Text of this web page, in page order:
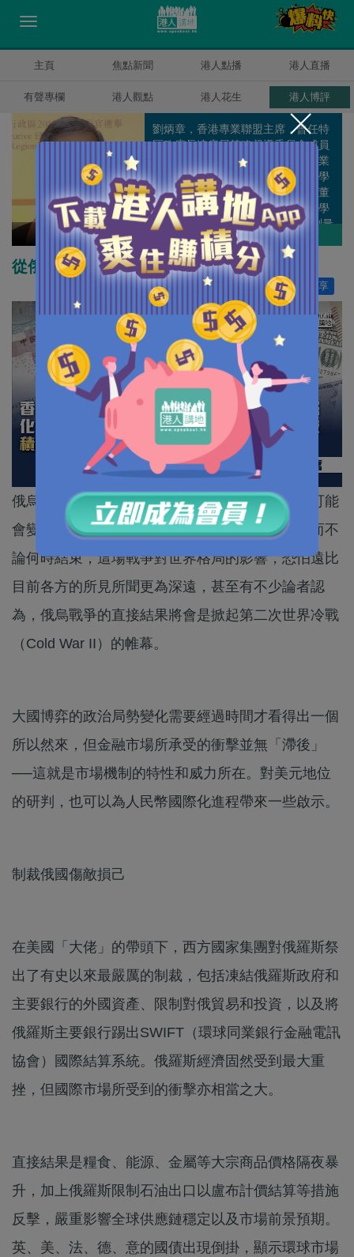
主頁 焦點新聞 港人點播 港人直播
有聲專欄 港人觀點 港人花生 港人博評
劉炳章
劉炳章，香港專業聯盟主席，曾任特
區政府長遠房屋策略督導委員會成員
及經濟發展委員會成員兼專業服務業
工作小組召集人。曾任香港測量師學
會會長、市區重建局董事會非執行董
事、港鐵非執行董事、香港城市大學
校董會成員和香港立法會(建築、測量
及都市規劃界)議員等公職。
作者其他博評
從俄烏戰爭看貨幣霸權的興衰
分享
22
俄烏戰爭已持續近兩個月，分析指出，這場戰事可能
會變得曠日持久，甚至有可能延續到今年年底。而不
論何時結束，這場戰爭對世界格局的影響，恐怕遠比
目前各方的所見所聞更為深遠，甚至有不少論者認
為，俄烏戰爭的直接結果將會是掀起第二次世界冷戰
（Cold War II）的帷幕。
大國博弈的政治局勢變化需要經過時間才看得出一個
所以然來，但金融市場所承受的衝擊並無「滯後」
──這就是市場機制的特性和威力所在。對美元地位
的研判，也可以為人民幣國際化進程帶來一些啟示。
制裁俄國傷敵損己
在美國「大佬」的帶頭下，西方國家集團對俄羅斯祭
出了有史以來最嚴厲的制裁，包括凍結俄羅斯政府和
主要銀行的外國資產、限制對俄貿易和投資，以及將
俄羅斯主要銀行踢出SWIFT（環球同業銀行金融電訊
協會）國際結算系統。俄羅斯經濟固然受到最大重
挫，但國際市場所受到的衝擊亦相當之大。
直接結果是糧食、能源、金屬等大宗商品價格隔夜暴
升，加上俄羅斯限制石油出口以盧布計價結算等措施
反擊，嚴重影響全球供應鏈穩定以及市場前景預期。
英、美、法、德、意的國債出現倒掛，顯示環球市場